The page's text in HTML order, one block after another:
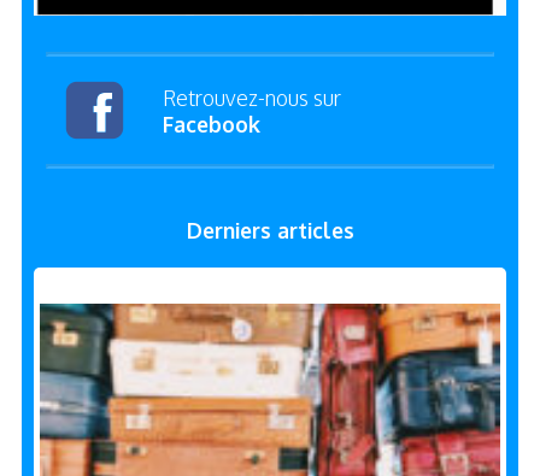
Retrouvez-nous sur
Facebook
Derniers articles